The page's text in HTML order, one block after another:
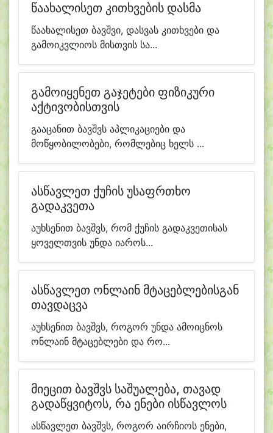
წაახალისეთ კითხვების დასმა
წაახალისეთ ბავშვი, დასვას კითხვები და
გამოიკვლიოს მისთვის სა...
გამოიყენეთ გაჯეტები ფიზიკური
აქტივობისთვის
გააცანით ბავშვს აპლიკაციები და
მოწყობილობები, რომლებიც ხელს ...
ასწავლეთ ქუჩის უსაფრთხო
გადაკვეთა
აუხსენით ბავშვს, რომ ქუჩის გადაკვეთისას
ყოველთვის უნდა იაროს...
ასწავლეთ ონლაინ მტაცებლებისგან
თავდაცვა
აუხსენით ბავშვს, როგორ უნდა ამოიცნოს
ონლაინ მტაცებლები და რო...
მიეცით ბავშვს საშუალება, თავად
გადაწყვიტოს, რა ენები ისწავლოს
ასწავლეთ ბავშვს, როგორ აირჩიოს ენები,